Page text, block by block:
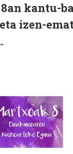
kantu-
izen-